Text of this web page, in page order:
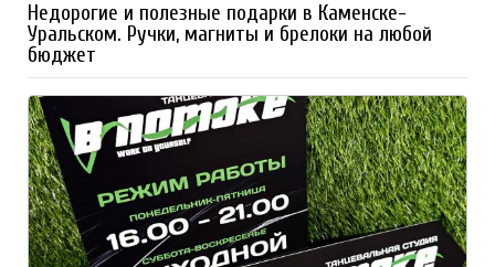
Недорогие и полезные подарки в Каменске-
Уральском. Ручки, магниты и брелоки на любой
бюджет